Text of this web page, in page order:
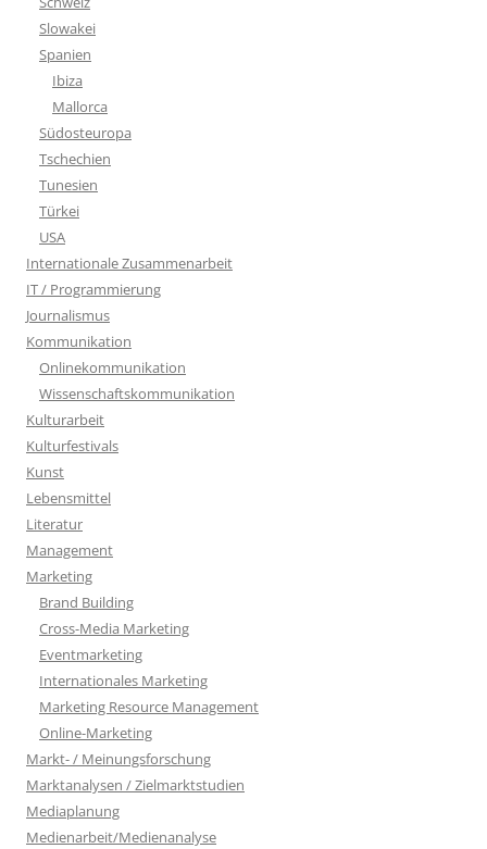
Slowakei
Spanien
Ibiza
Mallorca
Südosteuropa
Tschechien
Tunesien
Türkei
USA
Internationale Zusammenarbeit
IT / Programmierung
Journalismus
Kommunikation
Onlinekommunikation
Wissenschaftskommunikation
Kulturarbeit
Kulturfestivals
Kunst
Lebensmittel
Literatur
Management
Marketing
Brand Building
Cross-Media Marketing
Eventmarketing
Internationales Marketing
Marketing Resource Management
Online-Marketing
Markt- / Meinungsforschung
Marktanalysen / Zielmarktstudien
Mediaplanung
Medienarbeit/Medienanalyse